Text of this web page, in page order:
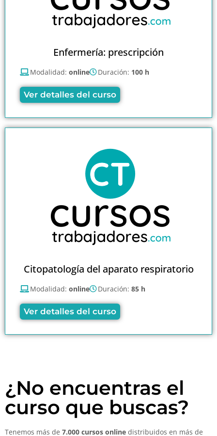
Enfermería: prescripción
Modalidad: online Duración: 100 h
Ver detalles del curso
Citopatología del aparato respiratorio
Modalidad: online Duración: 85 h
Ver detalles del curso
¿No encuentras el
curso que buscas?
Tenemos más de 7.000 cursos online distribuidos en más de